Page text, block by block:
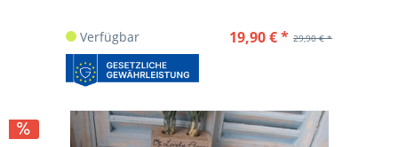
Verfügbar 29,90 € *
19,90 € *